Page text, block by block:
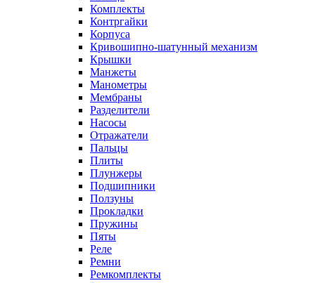
Комплекты
Контргайки
Корпуса
Кривошипно-шатунный механизм
Крышки
Манжеты
Манометры
Мембраны
Разделители
Насосы
Отражатели
Пальцы
Плиты
Плунжеры
Подшипники
Ползуны
Прокладки
Пружины
Пяты
Реле
Ремни
Ремкомплекты